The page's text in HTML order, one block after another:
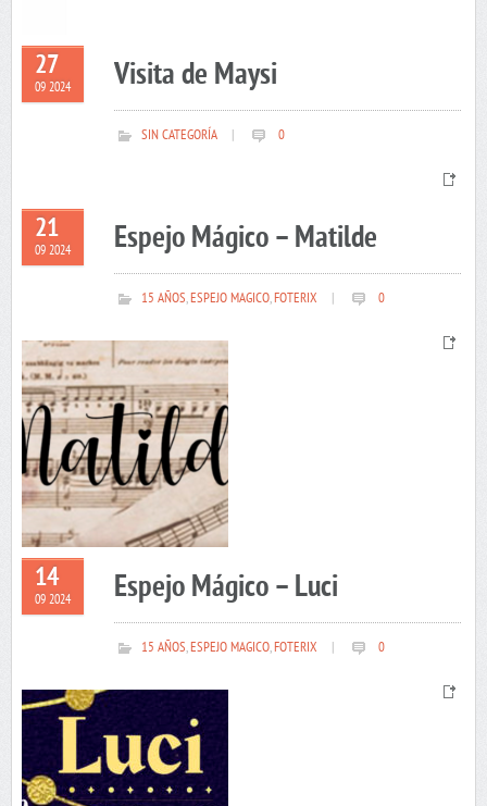
27
09 2024 Visita de Maysi
SIN CATEGORÍA 0
21
09 2024 Espejo Mágico – Matilde
15 AÑOS,ESPEJO MAGICO,FOTERIX 0
14
09 2024 Espejo Mágico – Luci
15 AÑOS,ESPEJO MAGICO,FOTERIX 0